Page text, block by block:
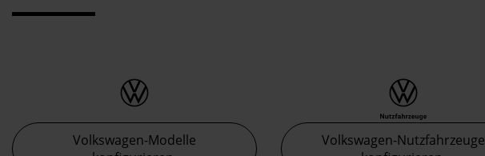
Volkswagen-Modelle
Volkswagen-Nutzfahrzeuge